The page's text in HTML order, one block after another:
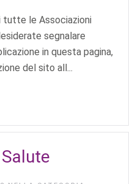
tutte le Associazioni
segnalare
in questa pagina,
del sito all...